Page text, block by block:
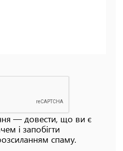
— довести, що ви є
і запобігти
спаму.